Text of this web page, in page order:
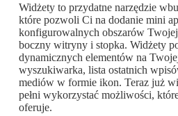
Widżety to przydatne narzędzie
które pozwoli Ci na dodanie mini
konfigurowalnych obszarów
boczny witryny i stopka. Widżety
dynamicznych elementów na
wyszukiwarka, lista ostatnich
mediów w formie ikon. Teraz już
pełni wykorzystać możliwości,
oferuje.